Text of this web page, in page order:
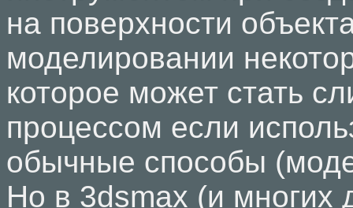
на поверхности
моделировании
которое может стать
процессом если
обычные способы
Но в 3dsmax (и многих